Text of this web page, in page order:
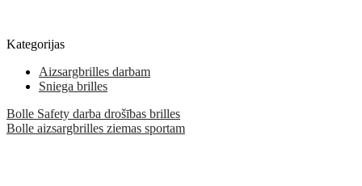
Kategorijas
Aizsargbrilles darbam
Sniega brilles
Bolle Safety darba drošības brilles
Bolle aizsargbrilles ziemas sportam